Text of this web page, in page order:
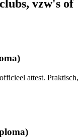
vzw's of
attest. Praktisch,